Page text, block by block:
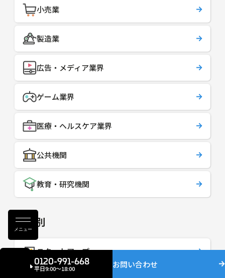
メニュー
小売業
製造業
広告・メディア業界
ゲーム業界
医療・ヘルスケア業界
公共機関
教育・研究機関
規模別
スタートアップ
0120-991-668
平日9:00〜18:00 お問い合わせ